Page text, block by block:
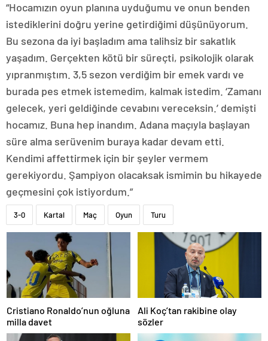
“Hocamızın oyun planına uyduğumu ve onun benden
istediklerini doğru yerine getirdiğimi düşünüyorum.
Bu sezona da iyi başladım ama talihsiz bir sakatlık
yaşadım. Gerçekten kötü bir süreçti, psikolojik olarak
yıpranmıştım. 3,5 sezon verdiğim bir emek vardı ve
burada pes etmek istemedim, kalmak istedim. ‘Zamanı
gelecek, yeri geldiğinde cevabını vereceksin.’ demişti
hocamız. Buna hep inandım. Adana maçıyla başlayan
süre alma serüvenim buraya kadar devam etti.
Kendimi affettirmek için bir şeyler vermem
gerekiyordu. Şampiyon olacaksak ismimin bu hikayede
geçmesini çok istiyordum.”
3-0 Kartal Maç Oyun Turu
Cristiano Ronaldo’nun oğluna
milla davet
Ali Koç’tan rakibine olay
sözler